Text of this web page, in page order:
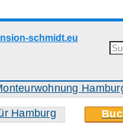
schmidt.eu
Hamburg